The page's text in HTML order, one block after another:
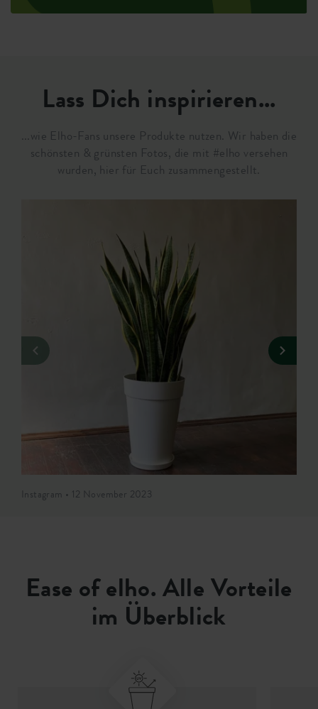
Lass Dich inspirieren...
...wie Elho-Fans unsere Produkte nutzen. Wir haben die
schönsten & grünsten Fotos, die mit #elho versehen
wurden, hier für Euch zusammengestellt.
Instagram • 12 November 2023
Ease of elho. Alle Vorteile
im Überblick